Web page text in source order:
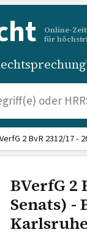
Online-
für
2 BvR 2312/17 -
BVerfG 2
Senats) -